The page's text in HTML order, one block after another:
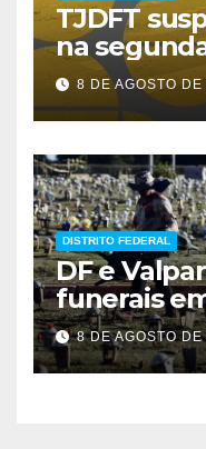
TJDFT
na
prazos
8 DE AGOSTO
DISTRITO FEDERAL
DF e
funerais
8 DE AGOSTO